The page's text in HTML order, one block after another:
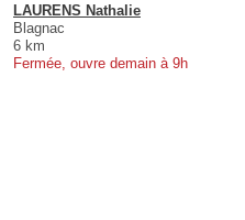
LAURENS Nathalie
Blagnac
6 km
Fermée, ouvre demain à 9h